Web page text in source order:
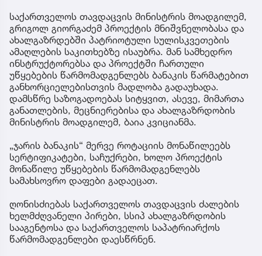
საქართველოს თავდაცვის მინისტრის მოადგილემ,
გრიგოლ გიორგაძემ პროექტის მნიშვნელობასა და
ახალგაზრდებში პატრიოტული სულისკვეთების
ამაღლების საკითხებზე ისაუბრა. მან სამხედრო
ინსტრუქტორებსა და პროექტში ჩართული
უწყებების წარმომადგენლებს ბანაკის წარმატებით
განხორციელებისთვის მადლობა გადაუხადა.
დამსწრე საზოგადოებას სიტყვით, ასევე, მიმართა
განათლების, მეცნიერებისა და ახალგაზრდობის
მინისტრის მოადგილემ, ბაია კვიციანმა.
„ჯარის ბანაკის“ მერვე როტაციის მონაწილეებს
სერტიფიკატები, საჩუქრები, ხოლო პროექტის
მონაწილე უწყებების წარმომადგენლებს
სამახსოვრო დაფები გადაეცათ.
ღონისძიებას საქართველოს თავდაცვის ძალების
ხელმძღვანელი პირები, სსიპ ახალგაზრდობის
სააგენტოსა და საქართველოს საპატრიარქოს
წარმომადგენლები დაესწრნენ.